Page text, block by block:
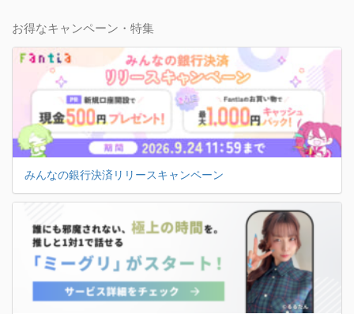
お得なキャンペーン・特集
みんなの銀行決済リリースキャンペーン